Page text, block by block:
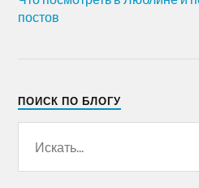
постов
ПОИСК ПО БЛОГУ